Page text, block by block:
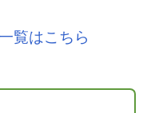
覧はこちら